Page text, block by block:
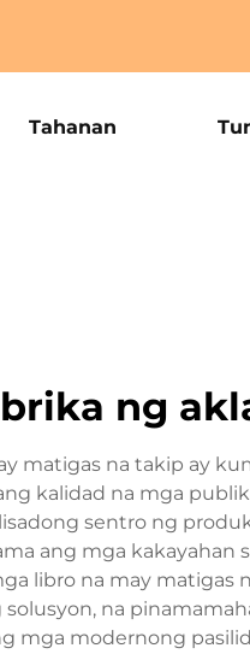
Tahanan
ng
matigas na takip ay
kalidad na mga
sentro ng
ang mga
libro na may matigas
na
mga modernong